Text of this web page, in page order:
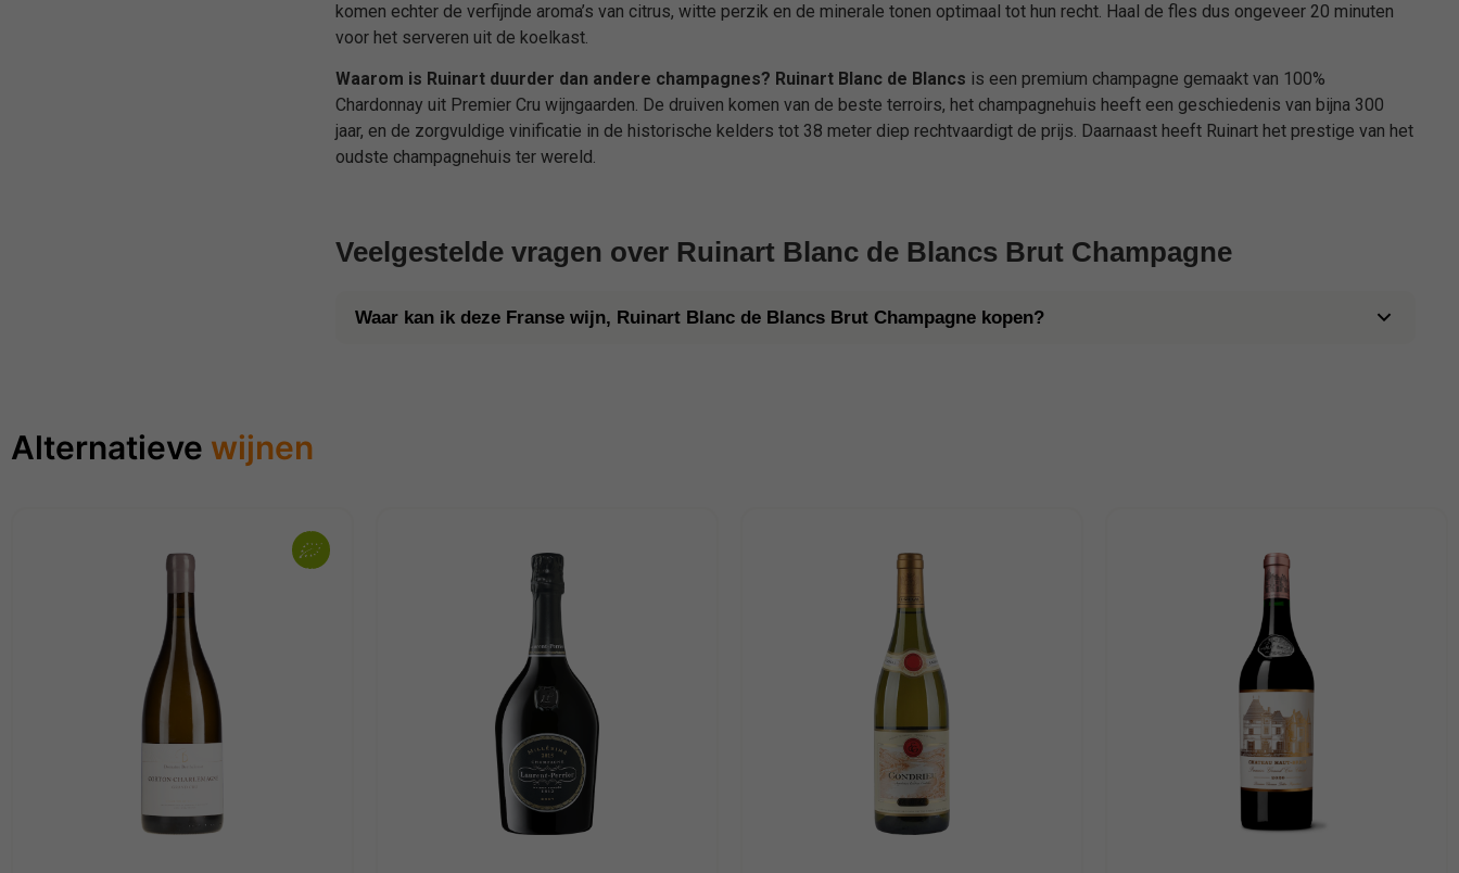
komen echter de verfijnde aroma’s van citrus, witte perzik en de minerale tonen optimaal tot hun recht. Haal de fles dus ongeveer 20 minuten
voor het serveren uit de koelkast.
Waarom is Ruinart duurder dan andere champagnes? Ruinart Blanc de Blancs is een premium champagne gemaakt van 100%
Chardonnay uit Premier Cru wijngaarden. De druiven komen van de beste terroirs, het champagnehuis heeft een geschiedenis van bijna 300
jaar, en de zorgvuldige vinificatie in de historische kelders tot 38 meter diep rechtvaardigt de prijs. Daarnaast heeft Ruinart het prestige van het
oudste champagnehuis ter wereld.
Veelgestelde vragen over Ruinart Blanc de Blancs Brut Champagne
Waar kan ik deze Franse wijn, Ruinart Blanc de Blancs Brut Champagne kopen?
Alternatieve wijnen